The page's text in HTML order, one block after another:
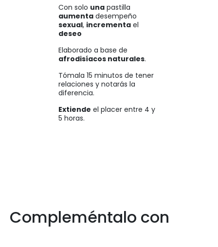
Con solo una pastilla
aumenta desempeño
sexual, incrementa el
deseo
Elaborado a base de
afrodisíacos naturales.
Tómala 15 minutos de tener
relaciones y notarás la
diferencia.
Extiende el placer entre 4 y
5 horas.
Compleméntalo con